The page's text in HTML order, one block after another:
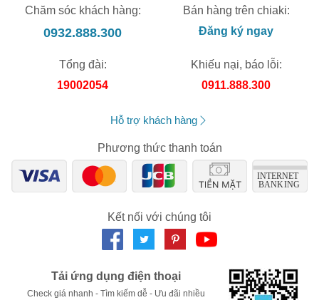
Chăm sóc khách hàng:
0932.888.300
Bán hàng trên chiaki:
Đăng ký ngay
Tổng đài:
19002054
Khiếu nại, báo lỗi:
0911.888.300
Hỗ trợ khách hàng
Phương thức thanh toán
Kết nối với chúng tôi
Tải ứng dụng điện thoại
Check giá nhanh - Tìm kiếm dễ - Ưu đãi nhiều
XXX-XXXX
Áp dụng cho đơn hàng từ:
LẤY MÃ NGAY